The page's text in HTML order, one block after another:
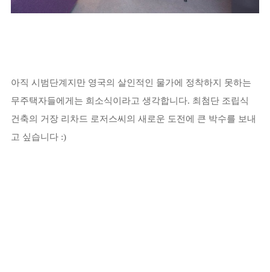
아직 시범단계지만 영국의 살인적인 물가에 정착하지 못하는
무주택자들에게는 희소식이라고 생각합니다. 최첨단 조립식
건축의 거장 리차드 로저스씨의 새로운 도전에 큰 박수를 보내
고 싶습니다 :)